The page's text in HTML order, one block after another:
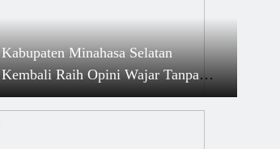
Kabupaten Minahasa Selatan
Kembali Raih Opini Wajar Tanpa
Pengecualian